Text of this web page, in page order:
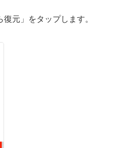
元」をタップします。